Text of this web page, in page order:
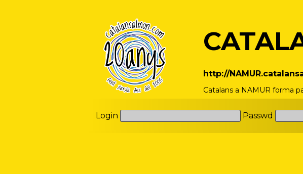
http://
Catalans a NAMUR forma
Login Passwd